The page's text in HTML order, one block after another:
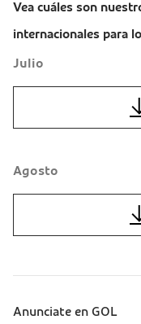
Vea cuáles son
internacionales para
Julio
Agosto
Sobre a Gol (footer)
Anunciate en GOL